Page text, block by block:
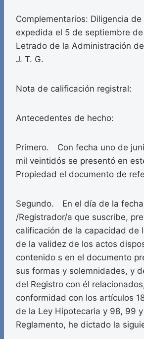
Complementarios: Diligencia de
expedida el 5 de septiembre
Letrado de la Administración
J. T. G.
Nota de calificación registral:
Antecedentes de hecho:
Primero. Con fecha uno de
mil veintidós se presentó en
Propiedad el documento de
Segundo. En el día de la
/Registrador/a que suscribe,
calificación de la capacidad de
de la validez de los actos
contenido s en el documento
sus formas y solemnidades, y
del Registro con él
conformidad con los artículos
de la Ley Hipotecaria y 98, 99
Reglamento, he dictado la